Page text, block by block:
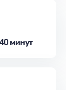
минут